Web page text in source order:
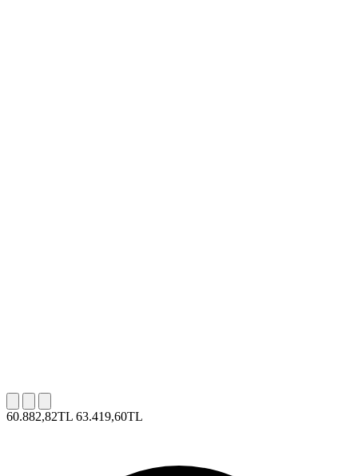
60.882,82TL 63.419,60TL